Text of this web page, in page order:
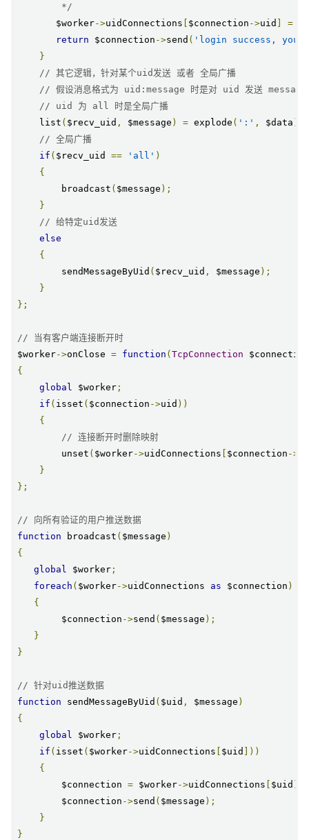
        */
       $worker
->uidConnections $connection ->uid =
return $connection ->send ( 'login success,
}
// 其它逻辑，针对某个uid发送 或者 全局广播
// 假设消息格式为 uid:message 时是对 uid 发送 message
// uid 为 all 时是全局广播
    list
( $recv_uid , $message ) = explode ( ':' , $data
// 全局广播
if ( $recv_uid == 'all' )
{
        broadcast
( $message );
}
// 给特定uid发送
else
{
        sendMessageByUid
( $recv_uid , $message );
}
};
// 当有客户端连接断开时
$worker->onClose = function ( TcpConnection $connection
{
global
$worker ;
if ( isset ( $connection ->uid ))
{
// 连接断开时删除映射
        unset
( $worker->uidConnections $connection ->
}
};
// 向所有验证的用户推送数据
function broadcast ( $message )
{
global
$worker ;
foreach ( $worker->uidConnections as $connection )
{
        $connection
->send ( $message );
}
}
// 针对uid推送数据
function sendMessageByUid ( $uid , $message )
{
global
$worker ;
if ( isset ( $worker->uidConnections $uid
]))
{
        $connection
= $worker->uidConnections $uid
        $connection
->send ( $message );
}
}